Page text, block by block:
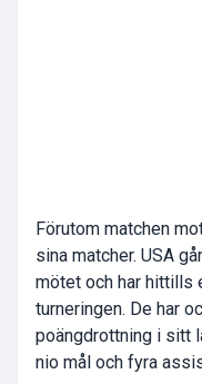
Förutom matchen
sina matcher. USA
mötet och har hittills
turneringen. De har
poängdrottning i sitt
nio mål och fyra